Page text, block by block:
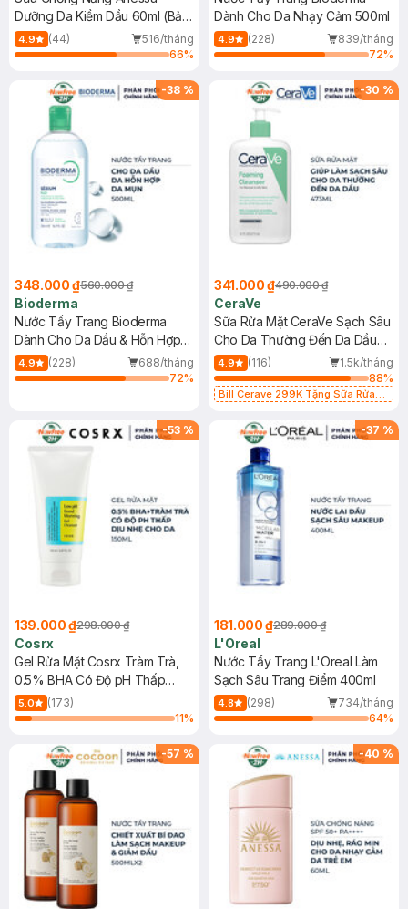
Dưỡng Da Kiềm Dầu 60ml (Bản
Mới)
4.9 (44)
516/tháng
66%
Dành Cho Da Nhạy Cảm 500ml
4.9 (228)
839/tháng
72%
-38 %
348.000 ₫560.000 ₫
Bioderma
Nước Tẩy Trang Bioderma
Dành Cho Da Dầu & Hỗn Hợp
500ml
4.9 (228)
688/tháng
72%
-30 %
341.000 ₫490.000 ₫
CeraVe
Sữa Rửa Mặt CeraVe Sạch Sâu
Cho Da Thường Đến Da Dầu
473ml
4.9 (116)
1.5k/tháng
88%
Bill Cerave 299K Tặng Sữa Rửa
-53 %
139.000 ₫298.000 ₫
Cosrx
Gel Rửa Mặt Cosrx Tràm Trà,
0.5% BHA Có Độ pH Thấp
150ml
5.0
(173)
11%
-37 %
181.000 ₫289.000 ₫
L'Oreal
Nước Tẩy Trang L'Oreal Làm
Sạch Sâu Trang Điểm 400ml
4.8 (298)
734/tháng
64%
-57 % -40 %